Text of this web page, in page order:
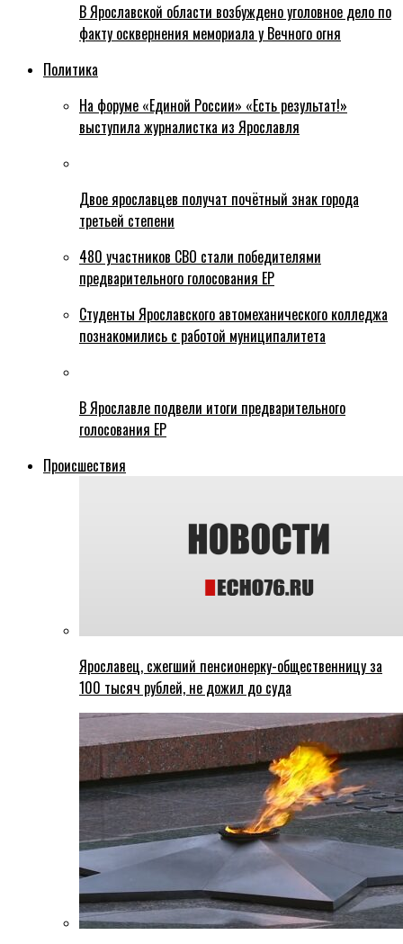
В Ярославской области возбуждено уголовное дело по
факту осквернения мемориала у Вечного огня
Политика
На форуме «Единой России» «Есть результат!»
выступила журналистка из Ярославля
Двое ярославцев получат почётный знак города
третьей степени
480 участников СВО стали победителями
предварительного голосования ЕР
Студенты Ярославского автомеханического колледжа
познакомились с работой муниципалитета
В Ярославле подвели итоги предварительного
голосования ЕР
Происшествия
Ярославец, сжегший пенсионерку-общественницу за
100 тысяч рублей, не дожил до суда